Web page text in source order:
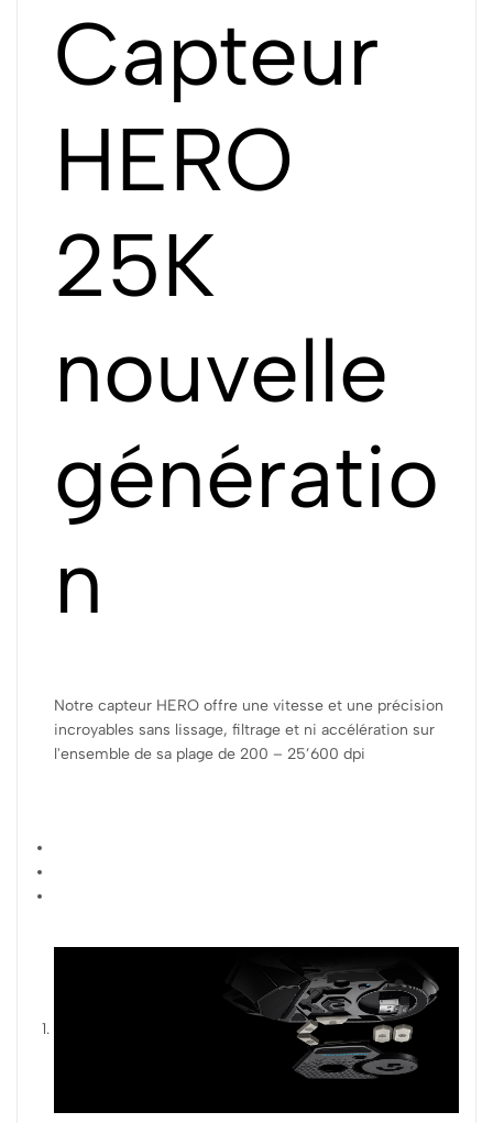
Capteur
HERO
25K
nouvelle
génératio
n
Notre capteur HERO offre une vitesse et une précision
incroyables sans lissage, filtrage et ni accélération sur
l'ensemble de sa plage de 200 – 25’600 dpi